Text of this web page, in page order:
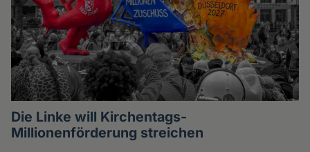
Die Linke will Kirchentags-
Millionenförderung streichen